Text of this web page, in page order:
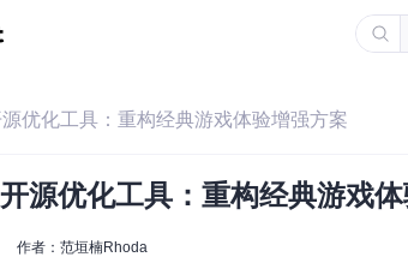
优化工具：重构经典游戏体验增强方案
源优化工具：重构经典游戏
作者：范垣楠Rhoda